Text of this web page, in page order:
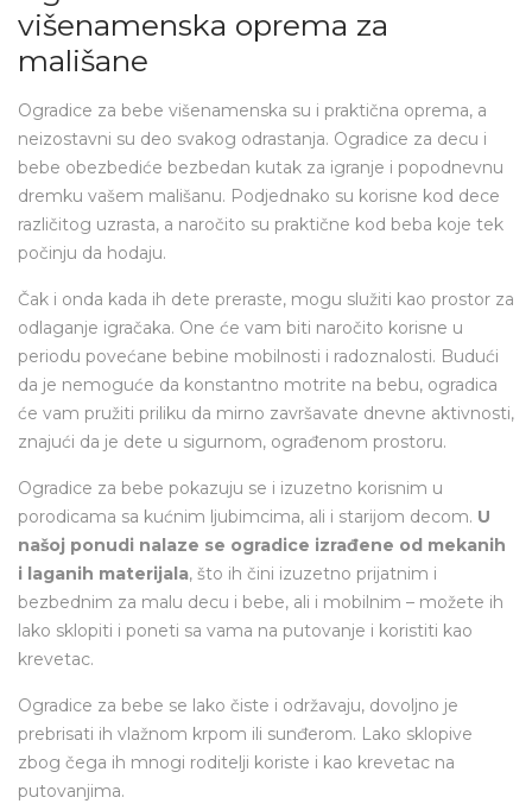
višenamenska oprema za
mališane
Ogradice za bebe višenamenska su i praktična oprema, a
neizostavni su deo svakog odrastanja. Ogradice za decu i
bebe obezbediće bezbedan kutak za igranje i popodnevnu
dremku vašem mališanu. Podjednako su korisne kod dece
različitog uzrasta, a naročito su praktične kod beba koje tek
počinju da hodaju.
Čak i onda kada ih dete preraste, mogu služiti kao prostor za
odlaganje igračaka. One će vam biti naročito korisne u
periodu povećane bebine mobilnosti i radoznalosti. Budući
da je nemoguće da konstantno motrite na bebu, ogradica
će vam pružiti priliku da mirno završavate dnevne aktivnosti,
znajući da je dete u sigurnom, ograđenom prostoru.
Ogradice za bebe pokazuju se i izuzetno korisnim u
porodicama sa kućnim ljubimcima, ali i starijom decom. U
našoj ponudi nalaze se ogradice izrađene od mekanih
i laganih materijala, što ih čini izuzetno prijatnim i
bezbednim za malu decu i bebe, ali i mobilnim – možete ih
lako sklopiti i poneti sa vama na putovanje i koristiti kao
krevetac.
Ogradice za bebe se lako čiste i održavaju, dovoljno je
prebrisati ih vlažnom krpom ili sunđerom. Lako sklopive
zbog čega ih mnogi roditelji koriste i kao krevetac na
putovanjima.